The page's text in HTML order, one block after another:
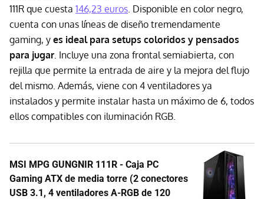
111R que cuesta 146,23 euros . Disponible en color negro,
cuenta con unas líneas de diseño tremendamente
gaming, y es ideal para setups coloridos y pensados
para jugar . Incluye una zona frontal semiabierta, con
rejilla que permite la entrada de aire y la mejora del flujo
del mismo. Además, viene con 4 ventiladores ya
instalados y permite instalar hasta un máximo de 6, todos
ellos compatibles con iluminación RGB.
MSI MPG GUNGNIR 111R - Caja PC
Gaming ATX de media torre (2 conectores
USB 3.1, 4 ventiladores A-RGB de 120